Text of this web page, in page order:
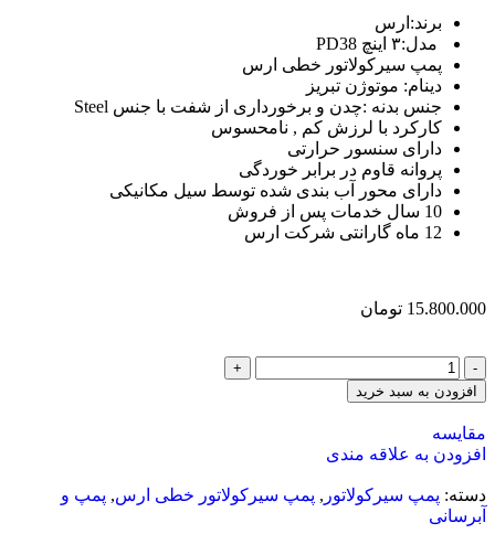
برند: ارس
مدل:۳ اینچ PD38
پمپ سیرکولاتور خطی ارس
دینام: موتوژن تبریز
جنس بدنه :چدن و برخورداری از شفت با جنس Steel
کارکرد با لرزش کم , نامحسوس
دارای سنسور حرارتی
پروانه قاوم در برابر خوردگی
دارای محور آب بندی شده توسط سیل مکانیکی
10 سال خدمات پس از فروش
12 ماه گارانتی شرکت ارس
15.800.000 تومان
افزودن به سبد خرید
مقایسه
افزودن به علاقه مندی
دسته: پمپ سیرکولاتور , پمپ سیرکولاتور خطی ارس, پمپ و
آبرسانی